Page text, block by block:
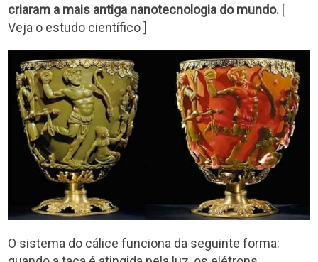
criaram a mais antiga nanotecnologia do mundo. [
Veja o estudo científico ]
O sistema do cálice funciona da seguinte forma: